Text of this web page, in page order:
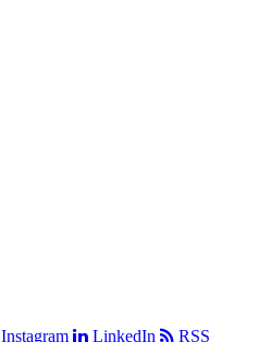
Instagram LinkedIn
RSS